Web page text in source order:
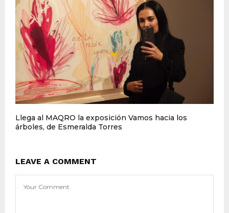
Llega al MAQRO la exposición Vamos hacia los
árboles, de Esmeralda Torres
LEAVE A COMMENT